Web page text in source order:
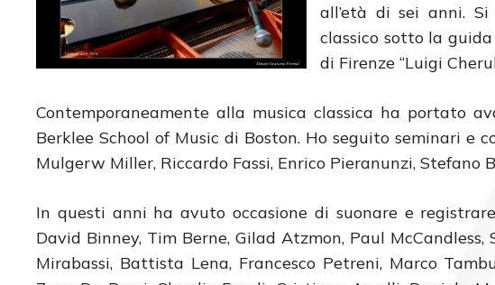
all’età di sei anni.
classico sotto la
di Firenze “Luigi
Contemporaneamente alla musica classica ha portato
Berklee School of Music di Boston. Ho seguito seminari e
Mulgerw Miller, Riccardo Fassi, Enrico Pieranunzi, Stefano
In questi anni ha avuto occasione di suonare e
David Binney, Tim Berne, Gilad Atzmon, Paul
Mirabassi, Battista Lena, Francesco Petreni, Marco